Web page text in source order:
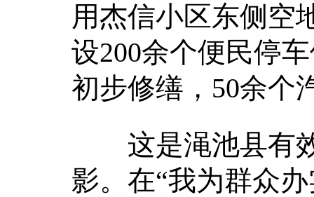
用杰信小区东侧空
设200余个便民停
初步修缮，50余个
这是渑池县有效
影。在“我为群众